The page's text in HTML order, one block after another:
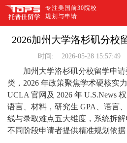
专注美国前30院校
规划与申请
2026加州大学洛杉矶分校
时间: 2026-05-28 15:57:49
加州大学洛杉矶分校留学申
类，2026 年政策聚焦学术硬核实
UCLA 官网及 2026 年 U.S.News
语言、材料，研究生 GPA、语言
线与录取难点五大维度，系统拆
不同阶段申请者提供精准规划依据